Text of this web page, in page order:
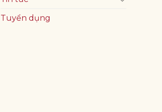
Tuyển dụng